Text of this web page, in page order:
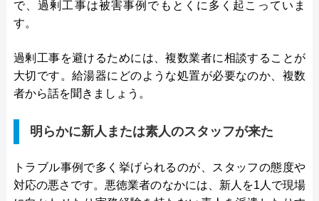
で、過剰工事は被害事例でもとくに多く起こっていま
す。
過剰工事を避けるためには、複数業者に相談することが
大切です。給湯器にどのような処置が必要なのか、複数
者から話を聞きましょう。
明らかに新人または素人のスタッフが来た
トラブル事例で多く挙げられるのが、スタッフの態度や
対応の悪さです。悪徳業者のなかには、新人を1人で現場